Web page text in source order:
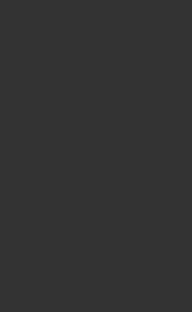
ANIKA